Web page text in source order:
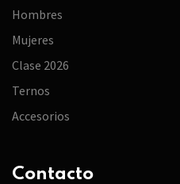
Hombres
Mujeres
Clase 2026
Ternos
Accesorios
Contacto